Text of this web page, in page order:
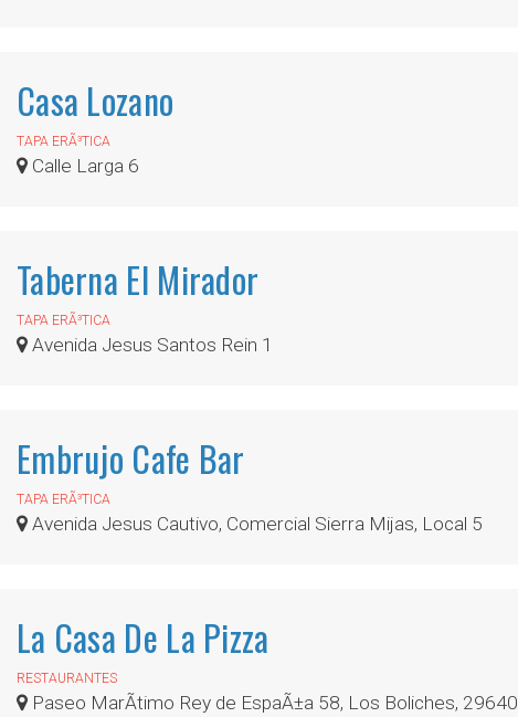
Casa Lozano
TAPA ERÃ³TICA
Calle Larga 6
Taberna El Mirador
TAPA ERÃ³TICA
Avenida Jesus Santos Rein 1
Embrujo Cafe Bar
TAPA ERÃ³TICA
Avenida Jesus Cautivo, Comercial Sierra Mijas, Local 5
La Casa De La Pizza
RESTAURANTES
Paseo MarÃ­timo Rey de EspaÃ±a 58, Los Boliches, 29640